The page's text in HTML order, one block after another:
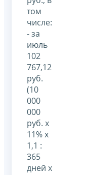
том
числе:
- за
июль
102
767,12
руб.
(10
000
000
руб. x
11% x
1,1 :
365
дней x